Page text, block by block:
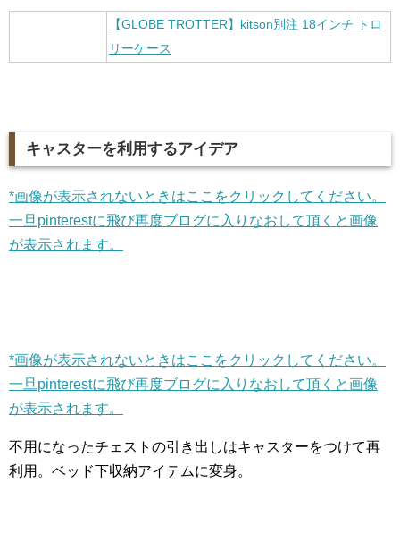
【GLOBE TROTTER】kitson別注 18インチ トロ
リーケース
キャスターを利用するアイデア
*画像が表示されないときはここをクリックしてください。
一旦pinterestに飛び再度ブログに入りなおして頂くと画像
が表示されます。
*画像が表示されないときはここをクリックしてください。
一旦pinterestに飛び再度ブログに入りなおして頂くと画像
が表示されます。
不用になったチェストの引き出しはキャスターをつけて再
利用。ベッド下収納アイテムに変身。